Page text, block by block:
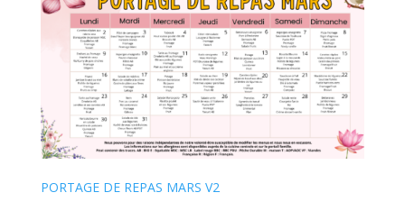
PORTAGE DE REPAS MARS V2